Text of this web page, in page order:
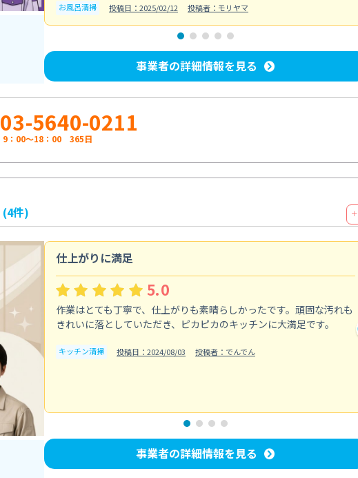
お風呂清掃 投稿日：2025/02/12 投稿者：モリヤマ
事業者の詳細情報を見る
03-5640-0211
9：00～18：00 365日
(4件) ＋
仕上がりに満足
5.0
作業はとても丁寧で、仕上がりも素晴らしかったです。頑固な汚れも
きれいに落としていただき、ピカピカのキッチンに大満足です。
キッチン清掃 投稿日：2024/08/03 投稿者：でんでん
事業者の詳細情報を見る